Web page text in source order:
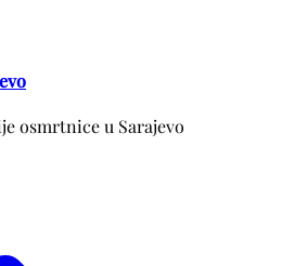
osmrtnice u Sarajevo